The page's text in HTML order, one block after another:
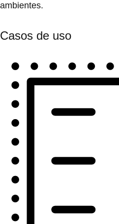
ambientes.
Casos de uso